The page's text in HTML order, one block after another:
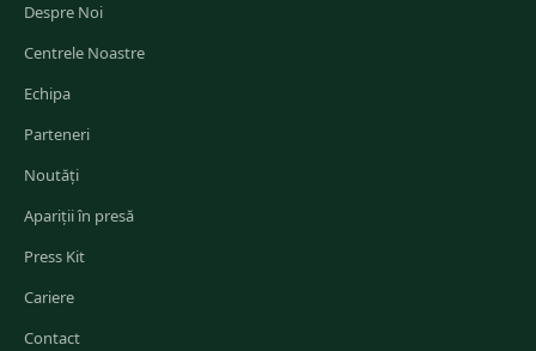
Despre Noi
Centrele Noastre
Echipa
Parteneri
Noutăți
Apariții în presă
Press Kit
Cariere
Contact